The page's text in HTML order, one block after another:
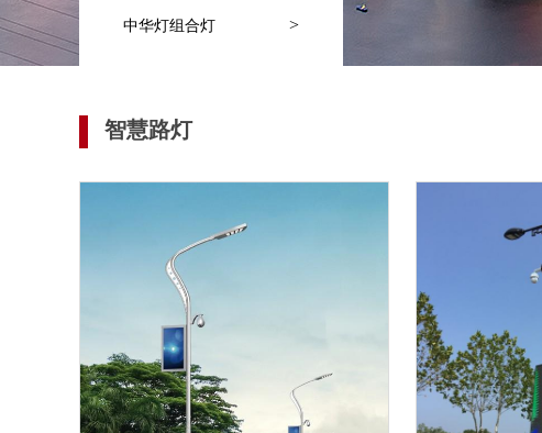
中华灯组合灯 >
智慧路灯